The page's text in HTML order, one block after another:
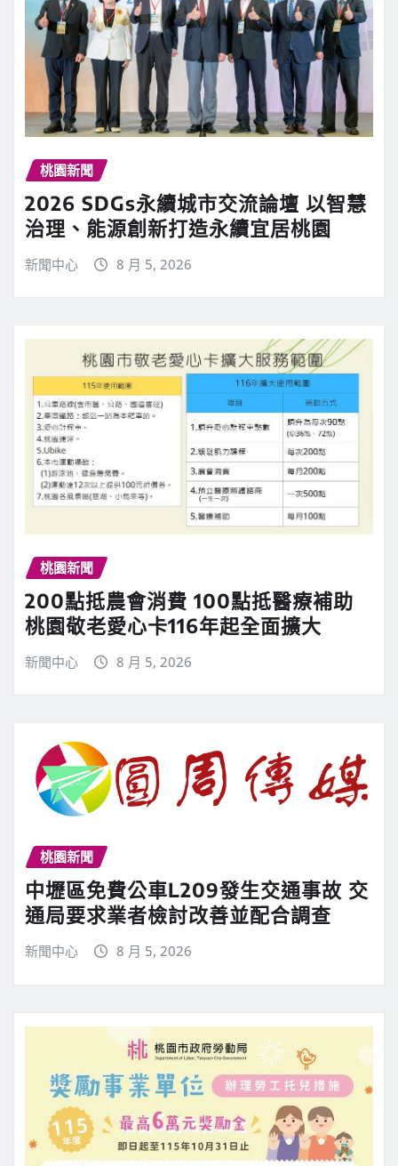
桃園新聞
2026 SDGs永續城市交流論壇 以智慧
治理、能源創新打造永續宜居桃園
新聞中心 8 月 5, 2026
桃園新聞
200點抵農會消費 100點抵醫療補助
桃園敬老愛心卡116年起全面擴大
新聞中心 8 月 5, 2026
桃園新聞
中壢區免費公車L209發生交通事故 交
通局要求業者檢討改善並配合調查
新聞中心 8 月 5, 2026